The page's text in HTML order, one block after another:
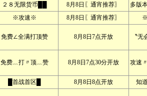
２８无限货币██ 8月8日〖通宵推荐〗
多版
※攻速※ 8月8日〖通宵推荐〗
免费∠全满打顶赞 8月8日7点开放 〝
免费﹏打〃顶﹏赞 8月8日7点30分开放 攻速
█首战首区█ 8月8日8点开放 知